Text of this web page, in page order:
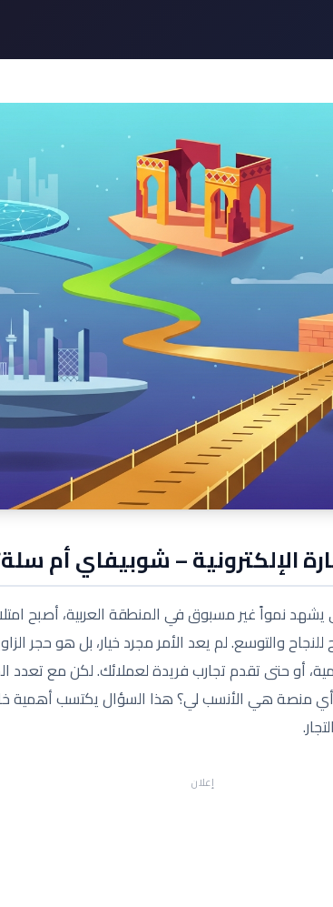
الإلكترونية – شوبيفاي أم
يشهد نمواً غير مسبوق في المنطقة العربية، أصبح
والتوسع. لم يعد الأمر مجرد خيار، بل هو حجر
أو حتى تقدم تجارب فريدة لعملائك. لكن مع تعدد
أي منصة هي الأنسب لي؟ هذا السؤال يكتسب
إعلان